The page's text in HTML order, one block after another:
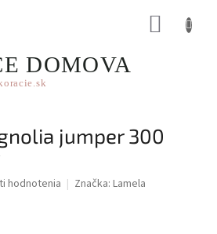
jumper 300
hodnotenia Značka: Lamela